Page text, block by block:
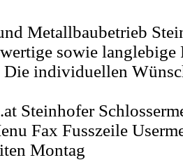
Metallbaubetrieb
sowie langlebige
individuellen
Steinhofer
Fax Fusszeile
Montag